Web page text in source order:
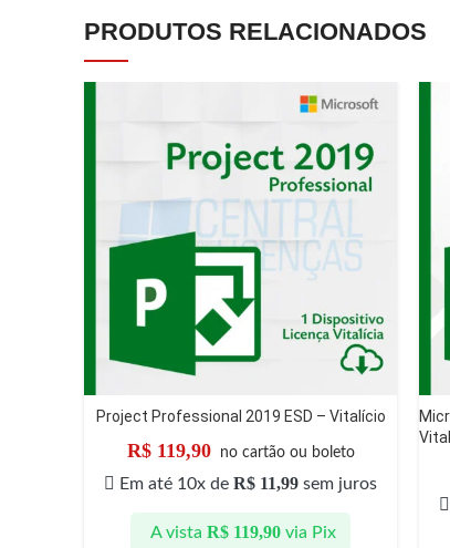
PRODUTOS RELACIONADOS
Project Professional 2019 ESD – Vitalício
R$119,90 no cartão ou boleto
A vista R$119,90 via Pix
Em até 10x de R$ 11,99 sem juros